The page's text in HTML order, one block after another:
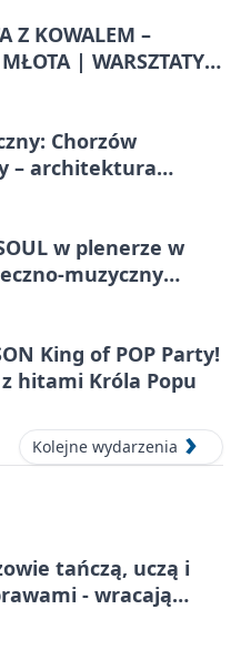
Z KOWALEM –
| WARSZTATY
Chorzów
– architektura
w plenerze w
muzyczny
King of POP Party!
hitami Króla Popu
Kolejne wydarzenia
tańczą, uczą i
- wracają